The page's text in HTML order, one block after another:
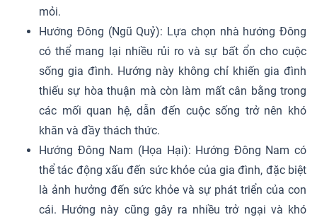
mỏi.
Hướng Đông (Ngũ Quỷ): Lựa chọn nhà hướng Đông
có thể mang lại nhiều rủi ro và sự bất ổn cho cuộc
sống gia đình. Hướng này không chỉ khiến gia đình
thiếu sự hòa thuận mà còn làm mất cân bằng trong
các mối quan hệ, dẫn đến cuộc sống trở nên khó
khăn và đầy thách thức.
Hướng Đông Nam (Họa Hại): Hướng Đông Nam có
thể tác động xấu đến sức khỏe của gia đình, đặc biệt
là ảnh hưởng đến sức khỏe và sự phát triển của con
cái. Hướng này cũng gây ra nhiều trở ngại và khó